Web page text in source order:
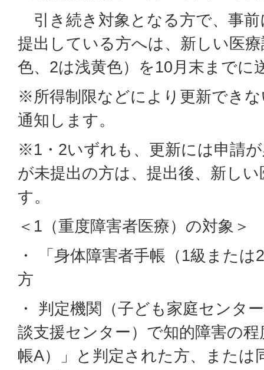
引き続き対象となる方で、事
提出している方へは、新しい医
色、2は浅黄色）を10月末までに
※所得制限などにより更新でき
通知します。
※1・2いずれも、更新には申請
が未提出の方は、提出後、新し
す。
＜1（重度障害者医療）の対象＞
・ 「身体障害者手帳（1級また
方
・ 判定機関（子ども家庭センタ
談支援センター）で知的障害の
帳A）」と判定された方、または